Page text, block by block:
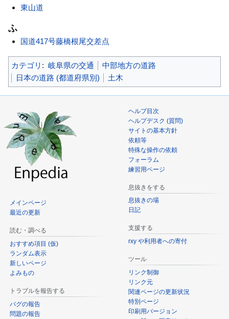
東山道
ふ
国道417号藤橋根尾交差点
カテゴリ : 岐阜県の交通
中部地方の道路
日本の道路 (都道府県別)
土木
メインページ
最近の更新
読む・調べる
おすすめ項目 (仮)
ランダム表示
新しいページ
よみもの
トラブルを報告する
バグの報告
問題の報告
ヘルプ目次
ヘルプデスク (質問)
サイトの基本方針
依頼等
特殊な操作の依頼
フォーラム
練習用ページ
息抜きをする
息抜きの場
日記
支援する
rxy や利用者への寄付
ツール
リンク制御
リンク元
関連ページの更新状況
特別ページ
印刷用バージョン